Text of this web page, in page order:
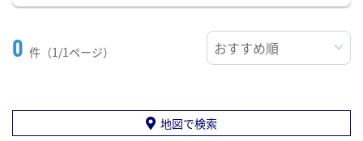
0 件（1/1ページ）
地図で検索